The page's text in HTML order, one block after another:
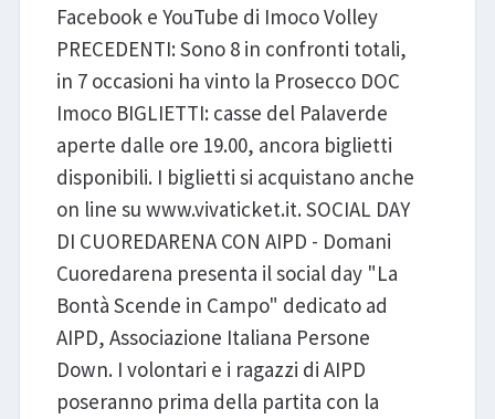
Facebook e YouTube di Imoco Volley
PRECEDENTI: Sono 8 in confronti totali,
in 7 occasioni ha vinto la Prosecco DOC
Imoco BIGLIETTI: casse del Palaverde
aperte dalle ore 19.00, ancora biglietti
disponibili. I biglietti si acquistano anche
on line su www.vivaticket.it. SOCIAL DAY
DI CUOREDARENA CON AIPD - Domani
Cuoredarena presenta il social day "La
Bontà Scende in Campo" dedicato ad
AIPD, Associazione Italiana Persone
Down. I volontari e i ragazzi di AIPD
poseranno prima della partita con la